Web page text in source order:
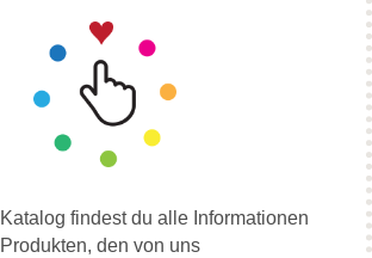
Katalog findest du alle Informationen
den von uns